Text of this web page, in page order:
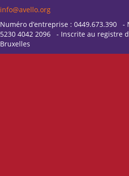
info@avello.org
Numéro d’entreprise : 0449.673.390 -
5230 4042 2096 - Inscrite au registre
Bruxelles